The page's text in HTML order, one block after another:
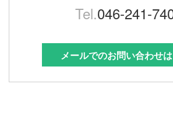
Tel.046-241-
メールでのお問い合わせ